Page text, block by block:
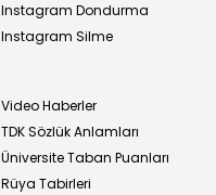
Instagram Dondurma
Instagram Silme
Video Haberler
TDK Sözlük Anlamları
Üniversite Taban Puanları
Rüya Tabirleri